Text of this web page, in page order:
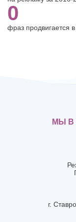
0
фраз продвигается
г.
МЫ В